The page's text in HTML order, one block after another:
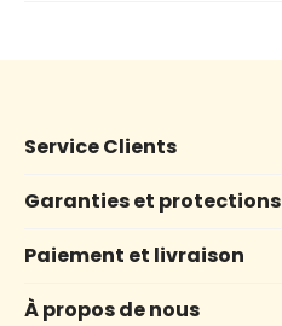
Service Clients
Garanties et protections
Paiement et livraison
À propos de nous